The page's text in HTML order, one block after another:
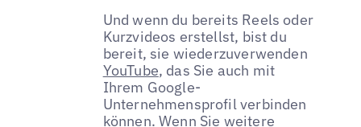
Und wenn du bereits Reels oder
Kurzvideos erstellst, bist du
bereit, sie wiederzuverwenden
YouTube, das Sie auch mit
Ihrem Google-
Unternehmensprofil verbinden
können. Wenn Sie weitere